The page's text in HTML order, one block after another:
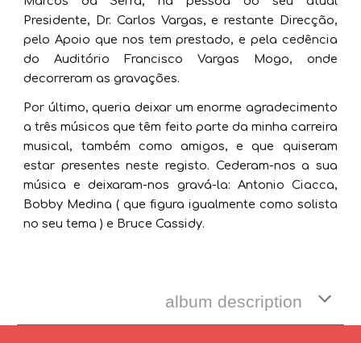
Presidente, Dr. Carlos Vargas, e restante Direcção,
pelo Apoio que nos tem prestado, e pela cedência
do Auditório Francisco Vargas Mogo, onde
decorreram as gravações.
Por último, queria deixar um enorme agradecimento
a três músicos que têm feito parte da minha carreira
musical, também como amigos, e que quiseram
estar presentes neste registo. Cederam-nos a sua
música e deixaram-nos gravá-la: Antonio Ciacca,
Bobby Medina ( que figura igualmente como solista
no seu tema ) e Bruce Cassidy.
album description